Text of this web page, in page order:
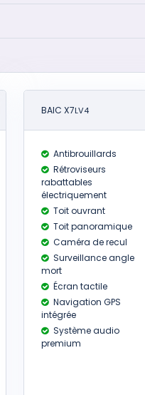
BAIC X7LV4
Antibrouillards
Rétroviseurs
rabattables
électriquement
Toit ouvrant
Toit panoramique
Caméra de recul
Surveillance angle
mort
Écran tactile
Navigation GPS
intégrée
Système audio
premium